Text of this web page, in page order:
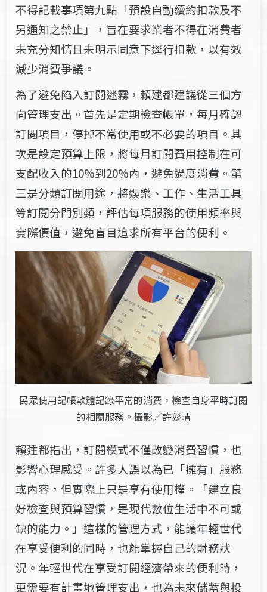
不得記載事項第九點「預設自動續約扣款及不
另通知之禁止」，旨在要求業者不得在消費者
未充分知情且未明示同意下逕行扣款，以有效
減少消費爭議。
為了避免陷入訂閱迷霧，賴建都建議從三個方
向管理支出。首先是定期檢查帳單，每月確認
訂閱項目，停掉不常使用或不必要的項目。其
次是設定預算上限，將每月訂閱費用控制在可
支配收入的10%到20%內，避免過度消費。第
三是分類訂閱用途，將娛樂、工作、生活工具
等訂閱分門別類，評估每項服務的使用頻率與
實際價值，避免盲目追求所有平台的便利。
民眾使用記帳軟體記錄平常的消費，檢查自身平時訂閱
的相關服務。攝影／許彣晴
賴建都指出，訂閱模式不僅改變消費習慣，也
影響心理感受。許多人誤以為已「擁有」服務
或內容，但實際上只是享有使用權。「建立良
好檢查與預算習慣，是現代數位生活中不可或
缺的能力。」這樣的管理方式，能讓年輕世代
在享受便利的同時，也能掌握自己的財務狀
況。年輕世代在享受訂閱經濟帶來的便利時，
更需要有計畫地管理支出，也為未來儲蓄與投